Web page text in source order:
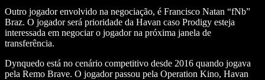
Outro jogador envolvido na negociação, é Francisco Natan “fNb”
Braz. O jogador será prioridade da Havan caso Prodigy esteja
interessada em negociar o jogador na próxima janela de
transferência.
Dynquedo está no cenário competitivo desde 2016 quando jogava
pela Remo Brave. O jogador passou pela Operation Kino, Havan